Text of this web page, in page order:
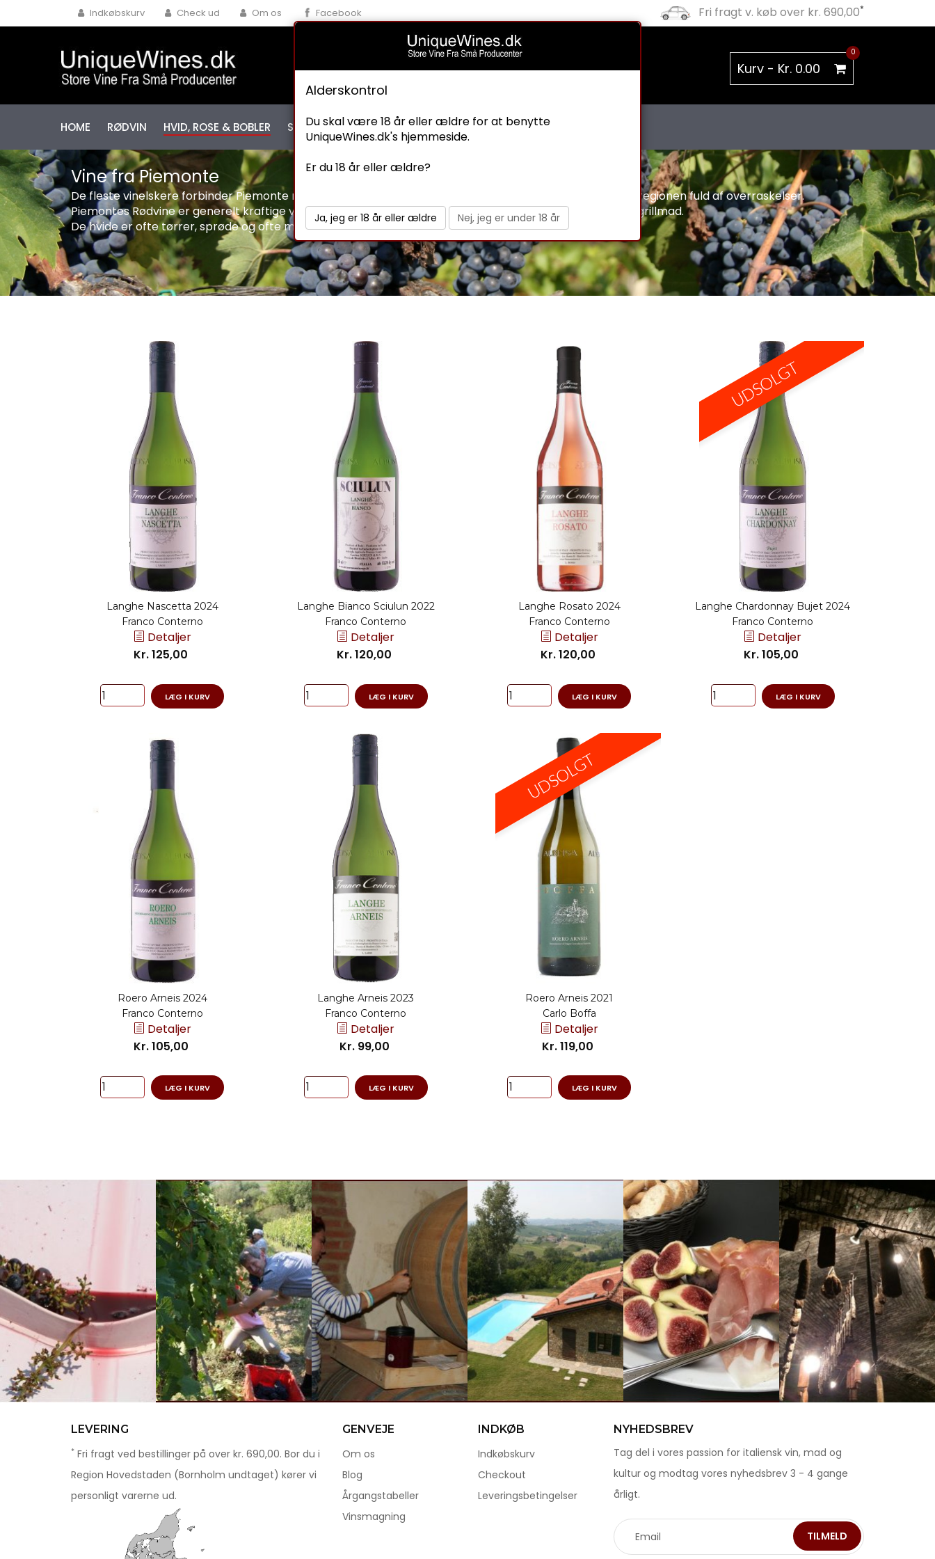
Indkøbskurv Check ud Om os Facebook Fri fragt v. køb over kr. 690,00*
Kurv - Kr. 0.00
0
HOME RØDVIN HVID, ROSE & BOBLER SPECIALITETER BLOG
Alderskontrol
Du skal være 18 år eller ældre for at benytte
UniqueWines.dk's hjemmeside.
Er du 18 år eller ældre?
Ja, jeg er 18 år eller ældre Nej, jeg er under 18 år
Vine fra Piemonte
De fleste vinelskere forbinder Piemonte med de berømte rødvine Barolo og Barbaresco, men faktisk er regionen fuld af overraskelser.
Piemontes Rødvine er generelt kraftige vine som vil passe godt til oksekød, simreretter og til det meste grillmad.
De hvide er ofte tørrer, sprøde og ofte med en god syre. Perfekt til de fleste forretter f.eks. med fisk.
Langhe Nascetta 2024
Franco Conterno
Detaljer
Kr. 125,00
LÆG I KURV
Langhe Bianco Sciulun 2022
Franco Conterno
Detaljer
Kr. 120,00
LÆG I KURV
Langhe Rosato 2024
Franco Conterno
Detaljer
Kr. 120,00
LÆG I KURV
Langhe Chardonnay Bujet 2024
Franco Conterno
Detaljer
Kr. 105,00
LÆG I KURV
Roero Arneis 2024
Franco Conterno
Detaljer
Kr. 105,00
LÆG I KURV
Langhe Arneis 2023
Franco Conterno
Detaljer
Kr. 99,00
LÆG I KURV
Roero Arneis 2021
Carlo Boffa
Detaljer
Kr. 119,00
LÆG I KURV
LEVERING
* Fri fragt ved bestillinger på over kr. 690,00. Bor du i
Region Hovedstaden (Bornholm undtaget) kører vi
personligt varerne ud.
GENVEJE
Om os
Blog
Årgangstabeller
Vinsmagning
INDKØB
Indkøbskurv
Checkout
Leveringsbetingelser
NYHEDSBREV
Tag del i vores passion for italiensk vin, mad og
kultur og modtag vores nyhedsbrev 3 - 4 gange
årligt.
TILMELD